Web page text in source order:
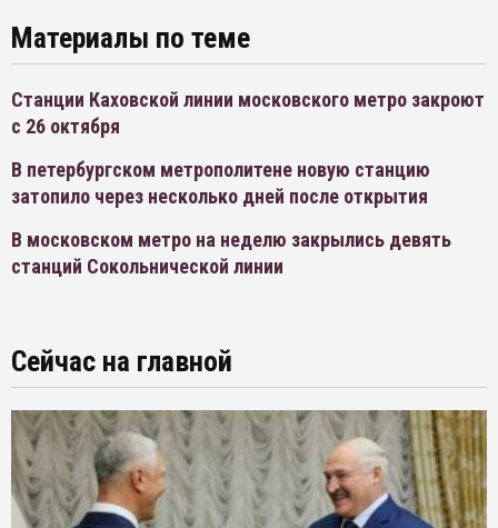
Материалы по теме
Станции Каховской линии московского метро закроют
с 26 октября
В петербургском метрополитене новую станцию
затопило через несколько дней после открытия
В московском метро на неделю закрылись девять
станций Сокольнической линии
Сейчас на главной